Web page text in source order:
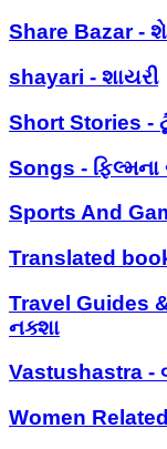
Share Bazar -
shayari - શાયરી
Short Stories -
Songs - ફિલ્મના
Sports And
Translated
Travel Guides
નક્શા
Vastushastra -
Women